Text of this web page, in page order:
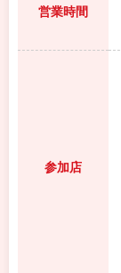
営業時間
参加店